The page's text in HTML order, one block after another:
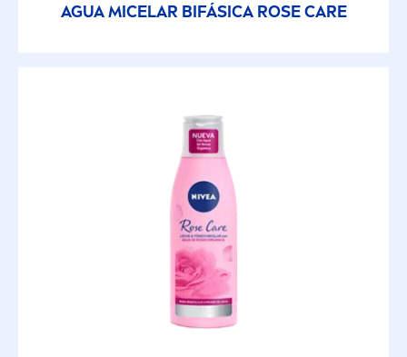
FILTROS SELECCIONADOS
AGUA MICELAR BIFÁSICA ROSE CARE